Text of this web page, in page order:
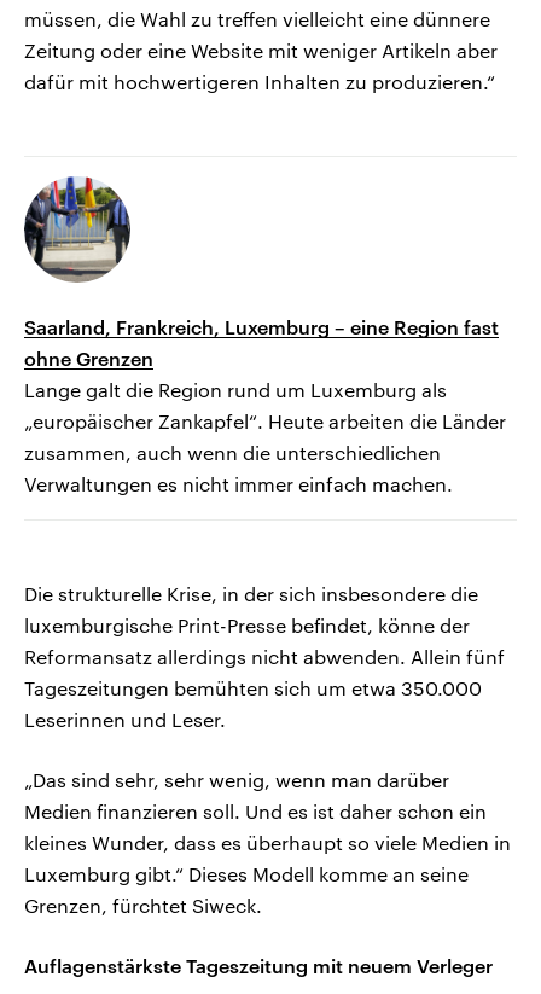
müssen, die Wahl zu treffen vielleicht eine dünnere
Zeitung oder eine Website mit weniger Artikeln aber
dafür mit hochwertigeren Inhalten zu produzieren.“
Saarland, Frankreich, Luxemburg – eine Region fast
ohne Grenzen
Lange galt die Region rund um Luxemburg als
„europäischer Zankapfel“. Heute arbeiten die Länder
zusammen, auch wenn die unterschiedlichen
Verwaltungen es nicht immer einfach machen.
Die strukturelle Krise, in der sich insbesondere die
luxemburgische Print-Presse befindet, könne der
Reformansatz allerdings nicht abwenden. Allein fünf
Tageszeitungen bemühten sich um etwa 350.000
Leserinnen und Leser.
„Das sind sehr, sehr wenig, wenn man darüber
Medien finanzieren soll. Und es ist daher schon ein
kleines Wunder, dass es überhaupt so viele Medien in
Luxemburg gibt.“ Dieses Modell komme an seine
Grenzen, fürchtet Siweck.
Auflagenstärkste Tageszeitung mit neuem Verleger